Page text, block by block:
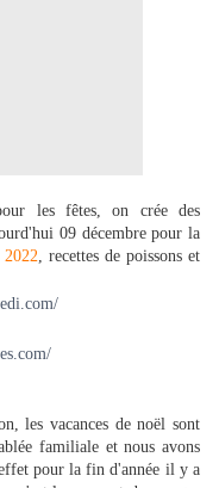
les fêtes, on crée des
09 décembre pour la
, recettes de poissons et
les vacances de noël sont
familiale et nous avons
pour la fin d'année il y a